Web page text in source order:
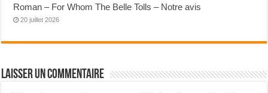
Roman – For Whom The Belle Tolls – Notre avis
20 juillet 2026
Laisser un commentaire